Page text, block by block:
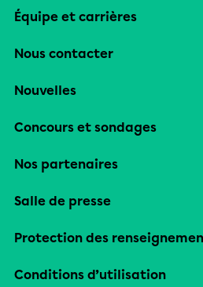
Équipe et carrières
Nous contacter
Nouvelles
Concours et sondages
Nos partenaires
Salle de presse
Protection des
Conditions d’utilisation